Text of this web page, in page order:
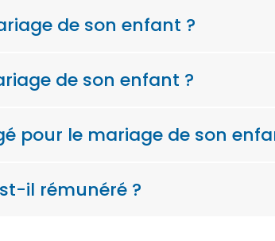
de son enfant ?
de son enfant ?
pour le mariage de son
il rémunéré ?